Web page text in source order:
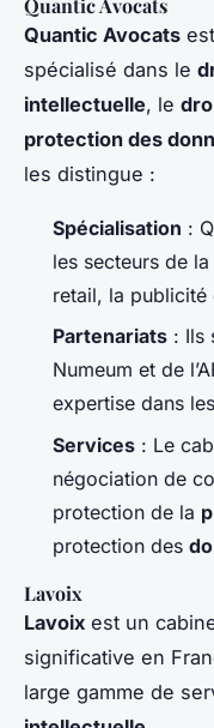
Quantic Avocats
Quantic Avocats
spécialisé dans le
intellectuelle, le
protection des
les distingue :
Spécialisation :
les secteurs de
retail, la publicité
Partenariats : Ils
Numeum et de
expertise dans les
Services : Le
négociation de
protection de la
protection des
Lavoix
Lavoix est un
significative en
large gamme de